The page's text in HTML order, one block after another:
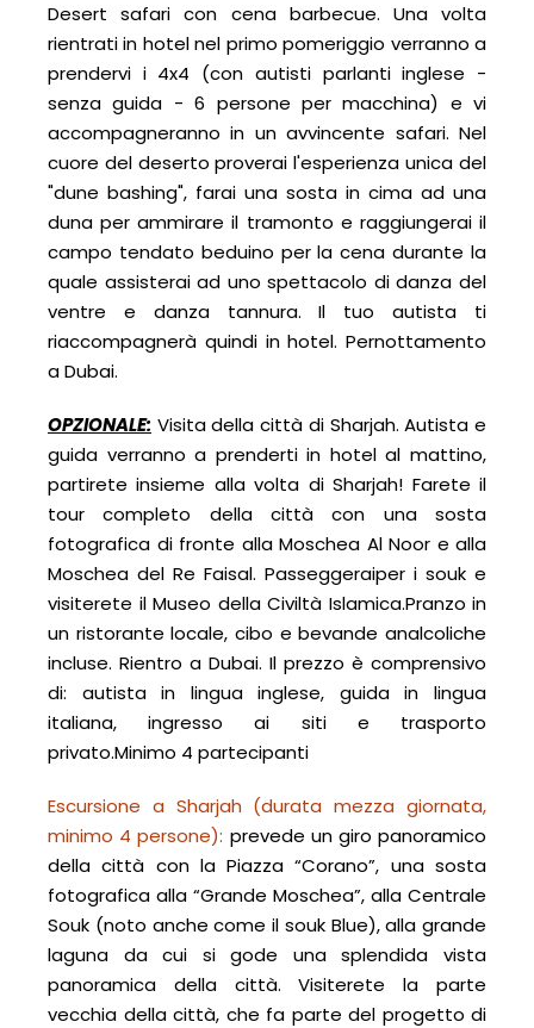
Desert safari con cena barbecue. Una volta
rientrati in hotel nel primo pomeriggio verranno a
prendervi i 4x4 (con autisti parlanti inglese -
senza guida - 6 persone per macchina) e vi
accompagneranno in un avvincente safari. Nel
cuore del deserto proverai l'esperienza unica del
"dune bashing", farai una sosta in cima ad una
duna per ammirare il tramonto e raggiungerai il
campo tendato beduino per la cena durante la
quale assisterai ad uno spettacolo di danza del
ventre e danza tannura. Il tuo autista ti
riaccompagnerà quindi in hotel. Pernottamento
a Dubai.
OPZIONALE: Visita della città di Sharjah. Autista e
guida verranno a prenderti in hotel al mattino,
partirete insieme alla volta di Sharjah! Farete il
tour completo della città con una sosta
fotografica di fronte alla Moschea Al Noor e alla
Moschea del Re Faisal. Passeggeraiper i souk e
visiterete il Museo della Civiltà Islamica.Pranzo in
un ristorante locale, cibo e bevande analcoliche
incluse. Rientro a Dubai. Il prezzo è comprensivo
di: autista in lingua inglese, guida in lingua
italiana, ingresso ai siti e trasporto
privato.Minimo 4 partecipanti
Escursione a Sharjah (durata mezza giornata,
minimo 4 persone): prevede un giro panoramico
della città con la Piazza “Corano”, una sosta
fotografica alla “Grande Moschea”, alla Centrale
Souk (noto anche come il souk Blue), alla grande
laguna da cui si gode una splendida vista
panoramica della città. Visiterete la parte
vecchia della città, che fa parte del progetto di